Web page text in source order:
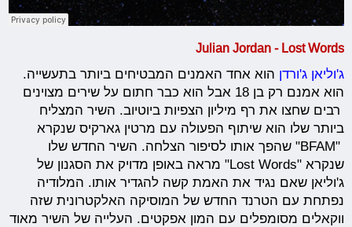
Julian Jordan - Lost Words
ג'וליאן ג'ורדן הוא אחד האמנים המבטיחים ביותר בתעשייה.
הוא אמנם רק בן 18 אבל הוא כבר חתום על שירים מצוינים
רבים שחצו את רף מיליון הצפיות ביוטיוב. השיר המצליח
ביותר שלו הוא שיתוף הפעולה עם מרטין גארקיס שנקרא
"BFAM" שהפך אותו לסיפור הצלחה. השיר החדש שלו
שנקרא "Lost Words" מראה באופן מדויק את הסגנון של
ג'וליאן שאם נגיד את האמת קשה להגדיר אותו. המלודיה
נפתחת עם הטרנד החדש של המוסיקה האלקטרונית שזה
ווקאלים מסומפלים עם המון אפקטים. העלייה של השיר מאוד